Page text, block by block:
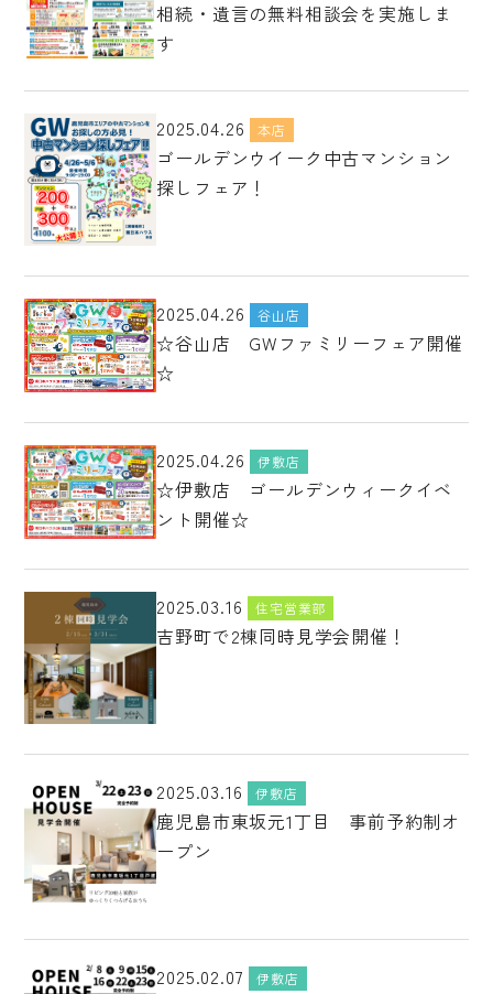
相続・遺言の無料相談会を実施しま
す
2025.04.26 本店
ゴールデンウイーク中古マンション
探しフェア！
2025.04.26 谷山店
☆谷山店 GWファミリーフェア開催
☆
2025.04.26 伊敷店
☆伊敷店 ゴールデンウィークイベ
ント開催☆
2025.03.16 住宅営業部
吉野町で2棟同時見学会開催！
2025.03.16 伊敷店
鹿児島市東坂元1丁目 事前予約制オ
ープン
2025.02.07 伊敷店